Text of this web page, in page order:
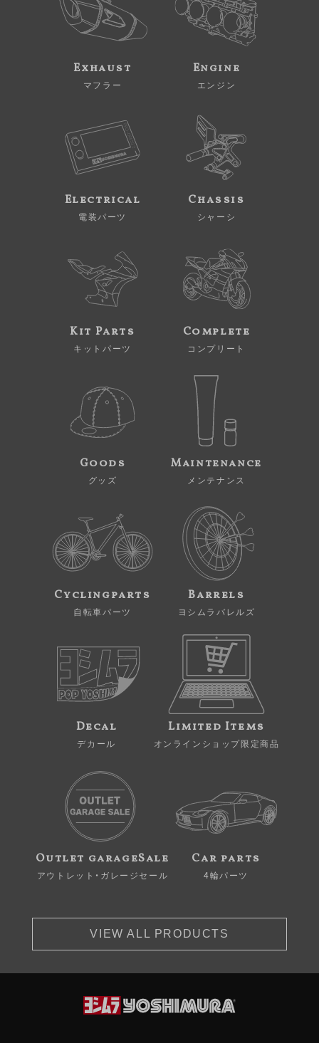
Exhaust
マフラー
Engine
エンジン
Electrical
電装パーツ
Chassis
シャーシ
Kit Parts
キットパーツ
Complete
コンプリート
Goods
グッズ
Maintenance
メンテナンス
Cyclingparts
自転車パーツ
Barrels
ヨシムラバレルズ
Decal
デカール
Limited Items
オンラインショップ限定商品
Outlet garageSale
アウトレット・ガレージセール
Car parts
4輪パーツ
VIEW ALL PRODUCTS